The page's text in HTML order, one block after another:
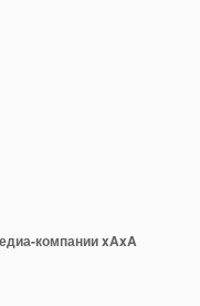
компании xAxA